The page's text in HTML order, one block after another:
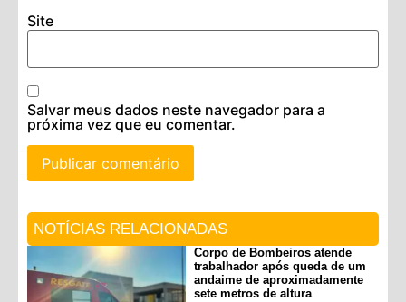
Site
Salvar meus dados neste navegador para a
próxima vez que eu comentar.
NOTÍCIAS RELACIONADAS
Corpo de Bombeiros atende
trabalhador após queda de um
andaime de aproximadamente
sete metros de altura